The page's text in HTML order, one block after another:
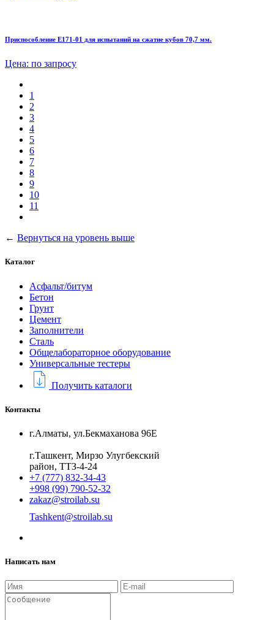
Приспособление E171-01 для испытаний на сжатие кубов 70,7 мм.
Цена: по запросу
1
2
3
4
5
6
7
8
9
10
11
← Вернуться на уровень выше
Каталог
Асфальт/битум
Бетон
Грунт
Цемент
Заполнители
Сталь
Общелабораторное оборудование
Универсальные тестеры
Получить каталоги
Контакты
г.Алматы, ул.Бекмаханова 96Е
г.Ташкент, Мирзо Улугбекский
район, ТТЗ-4-24
+7 (777) 832-34-43
+998 (99) 790-52-32
zakaz@stroilab.su
Tashkent@stroilab.su
Написать нам